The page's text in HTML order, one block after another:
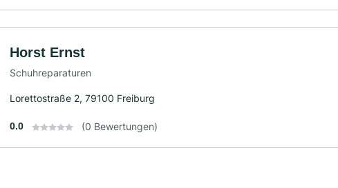
Horst Ernst
Schuhreparaturen
Lorettostraße 2, 79100 Freiburg
0.0 (0 Bewertungen)